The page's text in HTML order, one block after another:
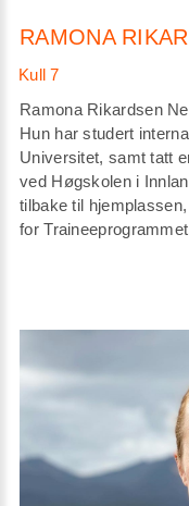
RAMONA
Ramona Rikardsen
Hun har studert
Universitet, samt tatt
ved Høgskolen i
tilbake til
for